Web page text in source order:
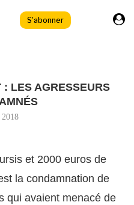
S'abonner
LES AGRESSEURS
et 2000 euros de
la condamnation de
qui avaient menacé de